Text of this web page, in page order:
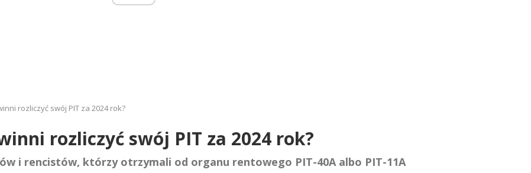
rozliczyć swój PIT za 2024 rok?
rozliczyć swój PIT za 2024 rok?
i rencistów, którzy otrzymali od organu rentowego PIT-40A albo PIT-11A